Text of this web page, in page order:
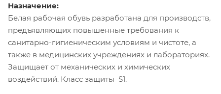
Назначение:
Белая рабочая обувь разработана для производств,
предъявляющих повышенные требования к
санитарно-гигиеническим условиям и чистоте, а
также в медицинских учреждениях и лабораториях.
Защищает от механических и химических
воздействий. Класс защиты S1.